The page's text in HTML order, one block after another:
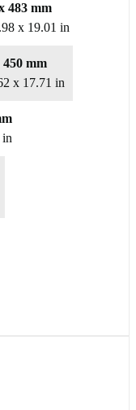
483 mm
x 19.01 in
450 mm
x 17.71 in
in